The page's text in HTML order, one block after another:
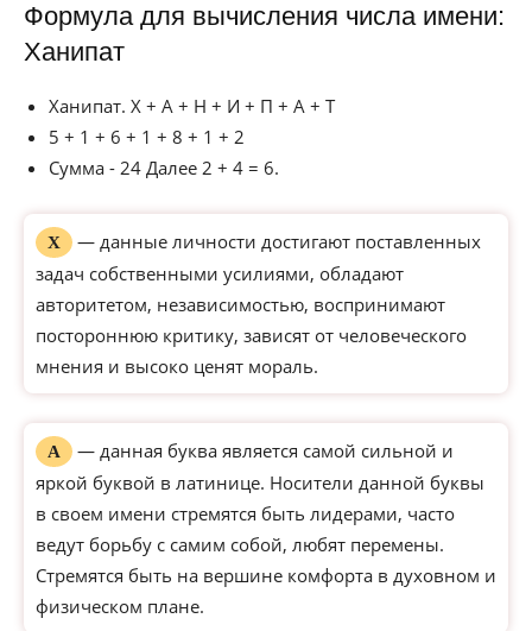
Формула для вычисления числа имени:
Ханипат
Ханипат. Х + А + Н + И + П + А + Т
5 + 1 + 6 + 1 + 8 + 1 + 2
Сумма - 24 Далее 2 + 4 = 6.
Х
— данные личности достигают поставленных
задач собственными усилиями, обладают
авторитетом, независимостью, воспринимают
постороннюю критику, зависят от человеческого
мнения и высоко ценят мораль.
А
— данная буква является самой сильной и
яркой буквой в латинице. Носители данной буквы
в своем имени стремятся быть лидерами, часто
ведут борьбу с самим собой, любят перемены.
Стремятся быть на вершине комфорта в духовном и
физическом плане.